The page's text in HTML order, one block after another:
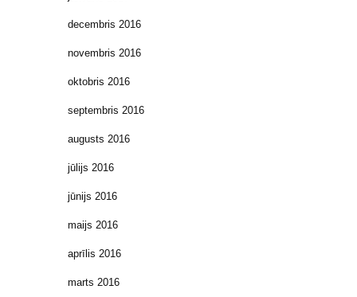
decembris 2016
novembris 2016
oktobris 2016
septembris 2016
augusts 2016
jūlijs 2016
jūnijs 2016
maijs 2016
aprīlis 2016
marts 2016